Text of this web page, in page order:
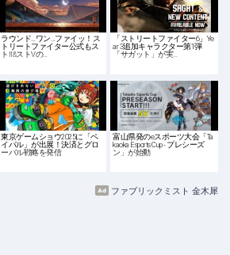
ラウンド…ワン…ファイッ！ス
トリートファイター公式もス
トII&ストVの…
「ストリートファイター6」Ye
ar 3追加キャラクター第1弾
「サガット」が実…
東京ゲームショウ2025に「ペ
イパル」が出展！決済とグロ
ーバル戦略を発信
富山県発のeスポーツ大会「Ta
kaoka Esports Cup - プレシーズ
ン」が始動
ファブリックミスト 金木犀